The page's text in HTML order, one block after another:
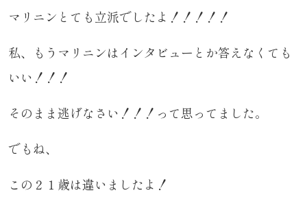
マリニンとても立派でしたよ！！！！！
私、もうマリニンはインタビューとか答えなくても
いい！！！
そのまま逃げなさい！！！って思ってました。
でもね、
この２１歳は違いましたよ！